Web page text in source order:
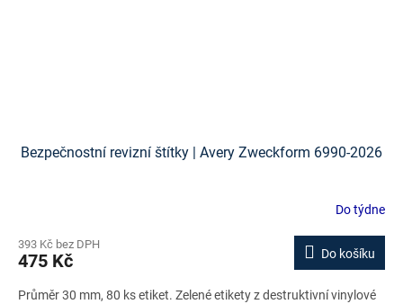
Bezpečnostní revizní štítky | Avery Zweckform 6990-2026
Do týdne
393 Kč bez DPH
475 Kč Do košíku
Průměr 30 mm, 80 ks etiket. Zelené etikety z destruktivní vinylové